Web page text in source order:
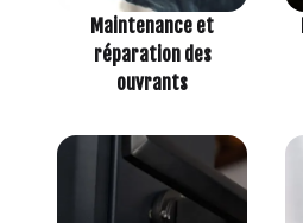
Maintenance et
réparation des
ouvrants